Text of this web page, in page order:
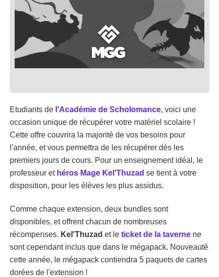
Etudiants de l'Académie de Scholomance, voici une
occasion unique de récupérer votre matériel scolaire !
Cette offre couvrira la majorité de vos besoins pour
l'année, et vous permettra de les récupérer dès les
premiers jours de cours. Pour un enseignement idéal, le
professeur et héros Mage Kel'Thuzad se tient à votre
disposition, pour les élèves les plus assidus.
Comme chaque extension, deux bundles sont
disponibles, et offrent chacun de nombreuses
récompenses. Kel'Thuzad et le ticket de la taverne ne
sont cependant inclus que dans le mégapack. Nouveauté
cette année, le mégapack contiendra 5 paquets de cartes
dorées de l'extension !